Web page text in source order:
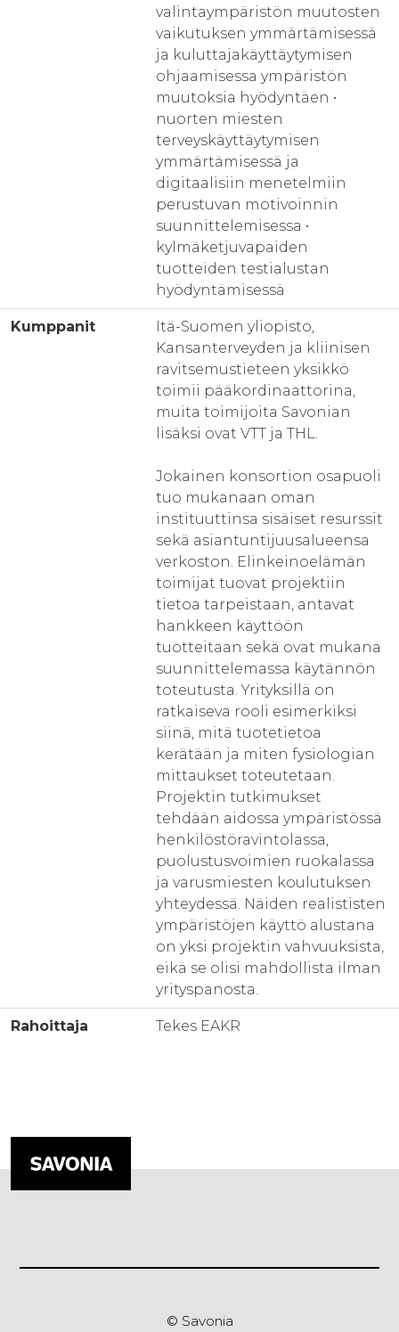
valintaympäristön muutosten
vaikutuksen ymmärtämisessä
ja kuluttajakäyttäytymisen
ohjaamisessa ympäristön
muutoksia hyödyntäen •
nuorten miesten
terveyskäyttäytymisen
ymmärtämisessä ja
digitaalisiin menetelmiin
perustuvan motivoinnin
suunnittelemisessa •
kylmäketjuvapaiden
tuotteiden testialustan
hyödyntämisessä
Kumppanit
Itä-Suomen yliopisto,
Kansanterveyden ja kliinisen
ravitsemustieteen yksikkö
toimii pääkordinaattorina,
muita toimijoita Savonian
lisäksi ovat VTT ja THL.
Jokainen konsortion osapuoli
tuo mukanaan oman
instituuttinsa sisäiset resurssit
sekä asiantuntijuusalueensa
verkoston. Elinkeinoelämän
toimijat tuovat projektiin
tietoa tarpeistaan, antavat
hankkeen käyttöön
tuotteitaan sekä ovat mukana
suunnittelemassa käytännön
toteutusta. Yrityksillä on
ratkaiseva rooli esimerkiksi
siinä, mitä tuotetietoa
kerätään ja miten fysiologian
mittaukset toteutetaan.
Projektin tutkimukset
tehdään aidossa ympäristössä
henkilöstöravintolassa,
puolustusvoimien ruokalassa
ja varusmiesten koulutuksen
yhteydessä. Näiden realististen
ympäristöjen käyttö alustana
on yksi projektin vahvuuksista,
eikä se olisi mahdollista ilman
yrityspanosta.
Rahoittaja Tekes EAKR
© Savonia